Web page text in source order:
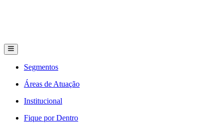
Segmentos
Áreas de Atuação
Institucional
Fique por Dentro